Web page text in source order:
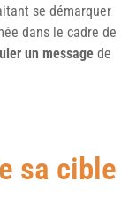
se démarquer
dans le cadre de
un message de
sa cible